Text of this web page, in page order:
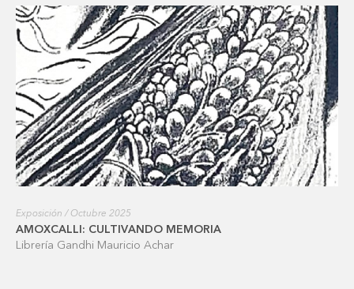
Exposición / Octubre 2025
AMOXCALLI: CULTIVANDO MEMORIA
Librería Gandhi Mauricio Achar